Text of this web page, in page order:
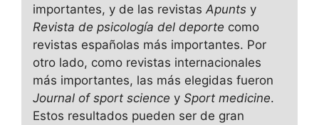
importantes, y de las revistas Apuntsy
Revista de psicología del deporte como
revistas españolas más importantes. Por
otro lado, como revistas internacionales
más importantes, las más elegidas fueron
Journal of sport science y Sport medicine.
Estos resultados pueden ser de gran